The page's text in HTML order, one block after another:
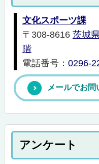
文化スポーツ課
〒308-8616 茨城
階
電話番号： 0296-
メールでお問
アンケート